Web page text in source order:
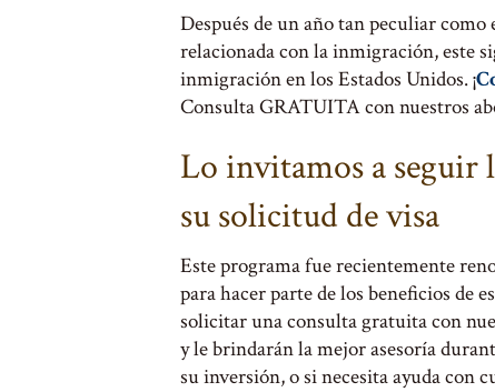
Después de un año tan peculiar
relacionada con la inmigración, este
inmigración en los Estados Unidos. ¡
Consulta GRATUITA con nuestros
Lo invitamos a seguir
su solicitud de visa
Este programa fue recientemente
para hacer parte de los beneficios de
solicitar una consulta gratuita con
y le brindarán la mejor asesoría
su inversión, o si necesita ayuda con